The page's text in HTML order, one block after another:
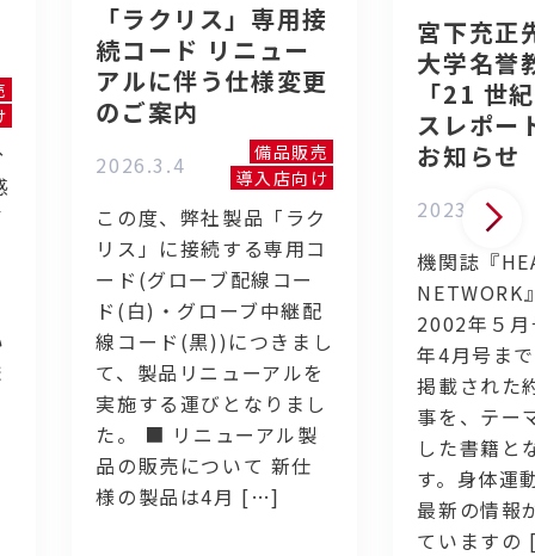
「ラクリス」専用接
続コード リニュー
アルに伴う仕様変更
のご案内
2026.3.4
備品販売
導入店向け
この度、弊社製品「ラク
リス」に接続する専用コ
ード(グローブ配線コー
ド(白)・グローブ中継配
線コード(黒))につきまし
て、製品リニューアルを
実施する運びとなりまし
た。 ■ リニューアル製
品の販売について 新仕
様の製品は4月 […]
宮下充正
大学名
「21 世
スレポー
お知らせ
2023.7.19
機関誌『
NETWORK
2002年５
年4月号ま
掲載された
事を、テー
した書籍と
す。身体運
最新の情報
ています